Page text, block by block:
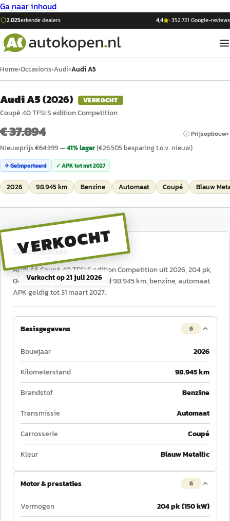
Ga naar inhoud
2.025erkende dealers 4,4 ·352.721 Google-reviews
Home›Occasions›Audi›Audi A5
Audi A5(2026) VERKOCHT
Coupé 40 TFSI S edition Competition
€ 37.894 ⓘ Prijsopbouw
Nieuwprijs€64.399—41% lager(€26.505 besparing t.o.v. nieuw)
✈ Geïmporteerd ✓ APK totmrt 2027
2026 98.945 km Benzine Automaat Coupé Blauw
VERKOCHT
Verkocht op21 juli 2026
Specificaties
Audi A5 Coupé 40 TFSI S edition Competition uit 2026, 204 pk,
0–100 km/u in 7,1 s, tellerstand 98.945 km, benzine, automaat.
APK geldig tot 31 maart 2027.
Basisgegevens 6
Bouwjaar
2026
Kilometerstand
98.945 km
Brandstof
Benzine
Transmissie
Automaat
Carrosserie
Coupé
Kleur
Blauw Metallic
Motor & prestaties 6
Vermogen
204 pk (150 kW)